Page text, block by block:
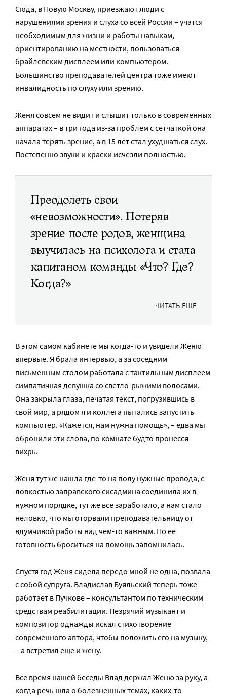
Сюда, в Новую Москву, приезжают люди с
нарушениями зрения и слуха со всей России – учатся
необходимым для жизни и работы навыкам,
ориентированию на местности, пользоваться
брайлевским дисплеем или компьютером.
Большинство преподавателей центра тоже имеют
инвалидность по слуху или зрению.
Женя совсем не видит и слышит только в современных
аппаратах – в три года из-за проблем с сетчаткой она
начала терять зрение, а в 15 лет стал ухудшаться слух.
Постепенно звуки и краски исчезли полностью.
Преодолеть свои
«невозможности». Потеряв
зрение после родов, женщина
выучилась на психолога и стала
капитаном команды «Что? Где?
Когда?»
ЧИТАТЬ ЕЩЕ
В этом самом кабинете мы когда-то и увидели Женю
впервые. Я брала интервью, а за соседним
письменным столом работала с тактильным дисплеем
симпатичная девушка со светло-рыжими волосами.
Она закрыла глаза, печатая текст, погрузившись в
свой мир, а рядом я и коллега пытались запустить
компьютер. «Кажется, нам нужна помощь», – едва мы
обронили эти слова, по комнате будто пронесся
вихрь.
Женя тут же нашла где-то на полу нужные провода, с
ловкостью заправского сисадмина соединила их в
нужном порядке, тут же все заработало, а нам стало
неловко, что мы оторвали преподавательницу от
вдумчивой работы над чем-то важным. Но ее
готовность броситься на помощь запомнилась.
Спустя год Женя сидела передо мной не одна, позвала
с собой супруга. Владислав Буяльский теперь тоже
работает в Пучкове – консультантом по техническим
средствам реабилитации. Незрячий музыкант и
композитор однажды искал стихотворение
современного автора, чтобы положить его на музыку,
– а встретил еще и жену.
Все время нашей беседы Влад держал Женю за руку, а
когда речь шла о болезненных темах, каких-то